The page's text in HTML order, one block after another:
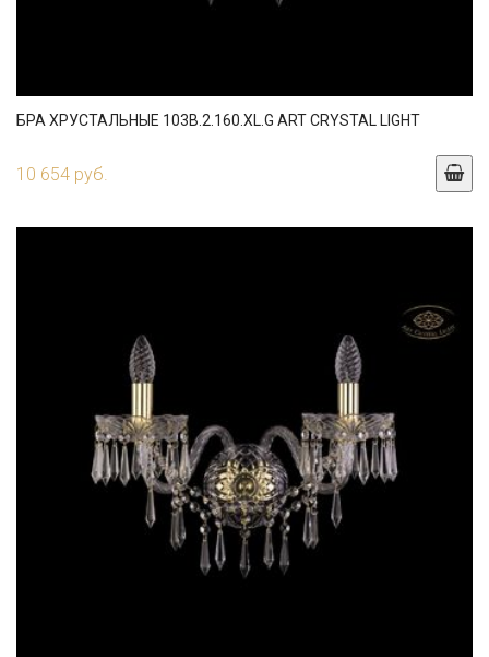
БРА ХРУСТАЛЬНЫЕ 103B.2.160.XL.G ART CRYSTAL LIGHT
10 654 руб.